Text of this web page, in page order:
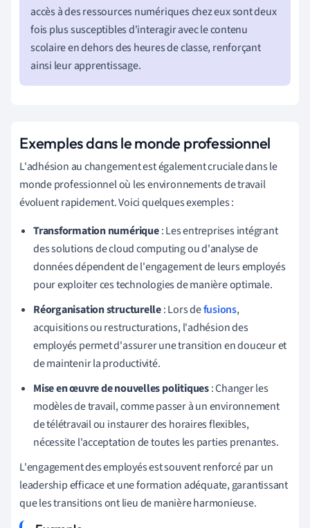
accès à des ressources numériques chez eux sont deux
fois plus susceptibles d'interagir avec le contenu
scolaire en dehors des heures de classe, renforçant
ainsi leur apprentissage.
Exemples dans le monde professionnel
L'adhésion au changement est également cruciale dans le
monde professionnel où les environnements de travail
évoluent rapidement. Voici quelques exemples :
Transformation numérique: Les entreprises intégrant
des solutions de cloud computing ou d'analyse de
données dépendent de l'engagement de leurs employés
pour exploiter ces technologies de manière optimale.
Réorganisation structurelle: Lors defusions,
acquisitions ou restructurations, l'adhésion des
employés permet d'assurer une transition en douceur et
de maintenir la productivité.
Mise en œuvre de nouvelles politiques: Changer les
modèles de travail, comme passer à un environnement
de télétravail ou instaurer des horaires flexibles,
nécessite l'acceptation de toutes les parties prenantes.
L'engagement des employés est souvent renforcé par un
leadership efficace et une formation adéquate, garantissant
que les transitions ont lieu de manière harmonieuse.